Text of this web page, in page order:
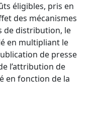
éligibles, pris en
des mécanismes
de distribution, le
en multipliant le
de presse
l’attribution de
en fonction de la